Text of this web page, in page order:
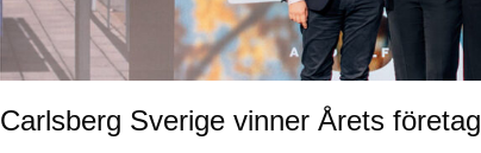
Carlsberg Sverige vinner Årets